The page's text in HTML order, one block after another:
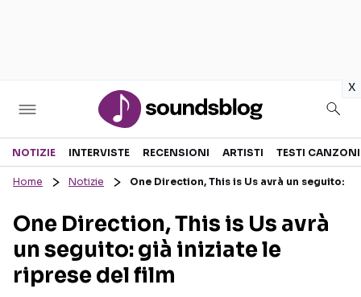
x
Sezioni
RECENSIONI MUSICALI
INTERVISTE
GOSSIP E CURIOSITÀ
TESTI CANZONI
TOUR ED EVENTI
NOTIZIE INTERVISTE RECENSIONI ARTISTI TESTI CANZONI
Home Notizie One Direction, This is Us avrà un seguito:
One Direction, This is Us avrà
un seguito: già iniziate le
riprese del film